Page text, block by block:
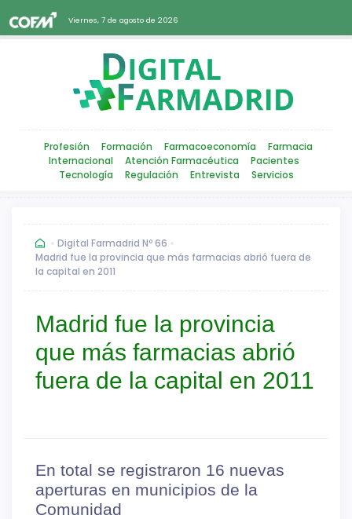
Viernes, 7 de agosto de 2026
Profesión Formación Farmacoeconomía
Farmacia
Internacional
Atención Farmacéutica
Pacientes
Tecnología
Regulación Entrevista Servicios
Digital Farmadrid Nº 66
Madrid fue la provincia que más farmacias abrió fuera de
la capital en 2011
Madrid fue la provincia
que más farmacias abrió
fuera de la capital en 2011
En total se registraron 16 nuevas
aperturas en municipios de la
Comunidad